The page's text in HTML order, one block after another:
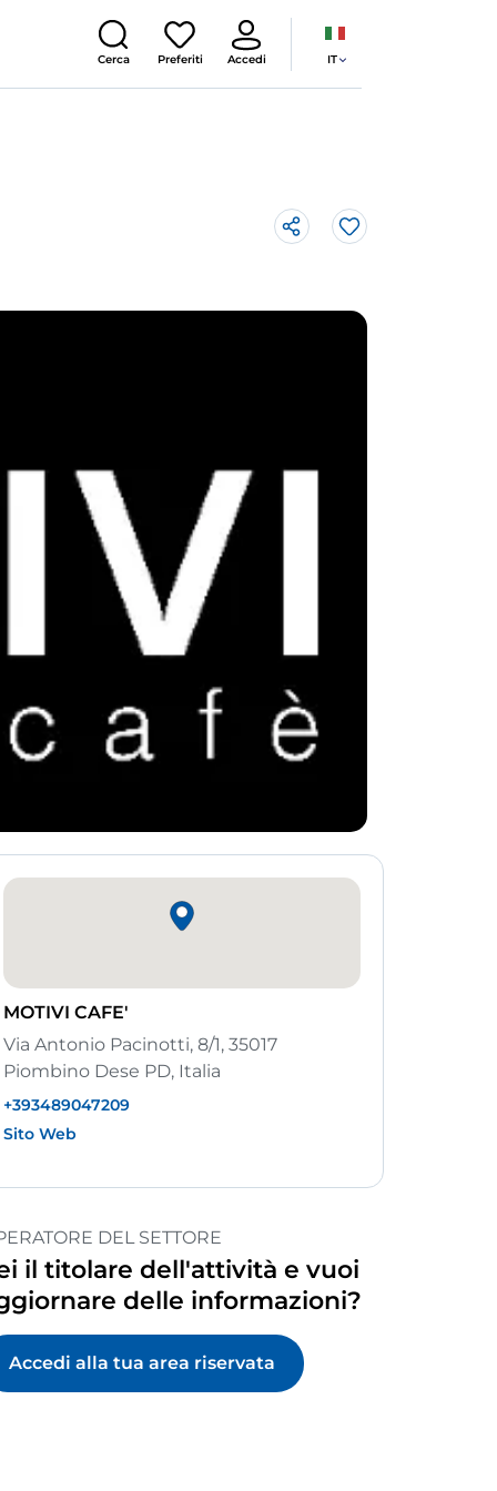
Cerca Preferiti Accedi IT
Like
MOTIVI CAFE'
Via Antonio Pacinotti, 8/1, 35017
Piombino Dese PD, Italia
+393489047209
Sito Web
DEL SETTORE
il titolare dell'attività e vuoi
delle informazioni?
Accedi alla tua area riservata